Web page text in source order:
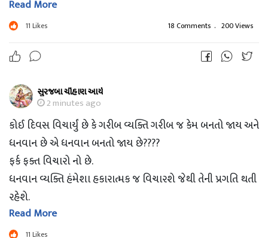
ગરીબ વ્યક્તિ મહેનત કરશે તો થોડુ હકારાત્મક વલણ થાશે અને તેની
પણ પ્રગતિ થશે.
મુશ્કેલી મોટી નહીં લાગે.
Read More
11 Likes 18 Comments . 200 Views
સુરજબા ચૌહાણ આર્ય
2 minutes ago
કોઈ દિવસ વિચાર્યું છે કે ગરીબ વ્યક્તિ ગરીબ જ કેમ બનતો જાય અને
ધનવાન છે એ ધનવાન બનતો જાય છે????
ફર્ક ફક્ત વિચારો નો છે.
ધનવાન વ્યક્તિ હંમેશા હકારાત્મક જ વિચારશે જેથી તેની પ્રગતિ થતી
રહેશે.
ગરીબ વ્યક્તિ મહેનત કરશે તો થોડુ હકારાત્મક વલણ થાશે અને તેની
પણ પ્રગતિ થશે.
Read More
11 Likes